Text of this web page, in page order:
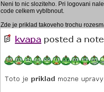
Neni to nic sloziteho. Pri logovani
code celkem vyblbnout.
Zde je priklad takoveho trochu